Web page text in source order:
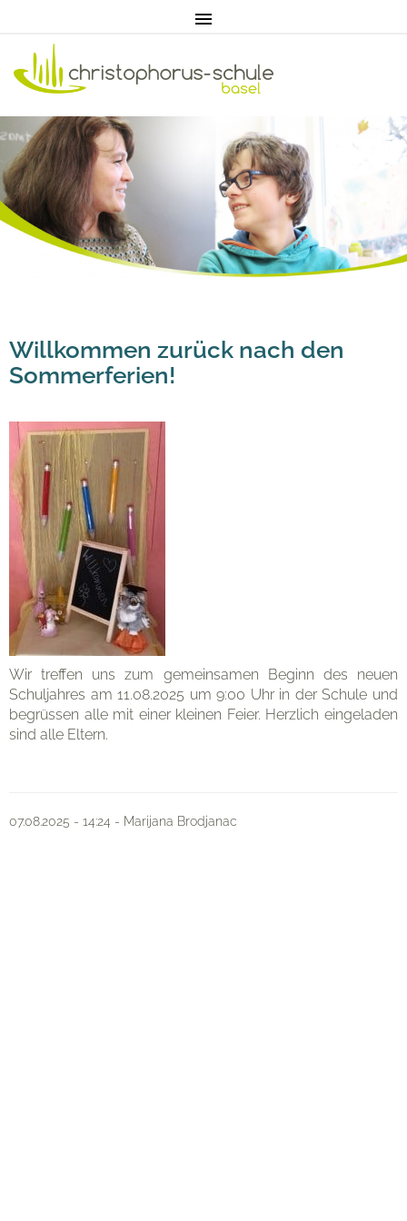
Aktuell
Pädagogik
Unterricht
Organisation
Willkommen zurück nach den
Sommerferien!
Wir treffen uns zum gemeinsamen Beginn des neuen
Schuljahres am 11.08.2025 um 9:00 Uhr in der Schule und
begrüssen alle mit einer kleinen Feier. Herzlich eingeladen
sind alle Eltern.
07.08.2025 - 14:24 - Marijana Brodjanac